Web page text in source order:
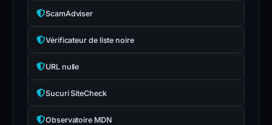
ScamAdviser
Vérificateur de liste noire
URL nulle
Sucuri SiteCheck
Observatoire MDN